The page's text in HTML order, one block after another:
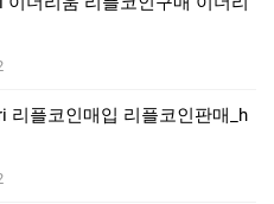
리플코인매입 리플코인판매_h